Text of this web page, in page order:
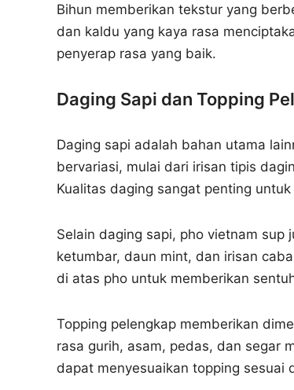
Bihun memberikan tekstur yang
dan kaldu yang kaya rasa
penyerap rasa yang baik.
Daging Sapi dan Topping
Daging sapi adalah bahan utama
bervariasi, mulai dari irisan tipis
Kualitas daging sangat penting
Selain daging sapi, pho vietnam sup
ketumbar, daun mint, dan irisan
di atas pho untuk memberikan
Topping pelengkap memberikan
rasa gurih, asam, pedas, dan segar
dapat menyesuaikan topping sesuai